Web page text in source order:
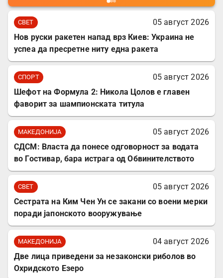
СВЕТ
05 август 2026
Нов руски ракетен напад врз Киев: Украина не
успеа да пресретне ниту една ракета
СПОРТ
05 август 2026
Шефот на Формула 2: Никола Цолов е главен
фаворит за шампионската титула
МАКЕДОНИЈА
05 август 2026
СДСМ: Власта да понесе одговорност за водата
во Гостивар, бара истрага од Обвинителството
СВЕТ
05 август 2026
Сестрата на Ким Чен Ун се закани со воени мерки
поради јапонското вооружување
МАКЕДОНИЈА
04 август 2026
Две лица приведени за незаконски риболов во
Охридското Езеро